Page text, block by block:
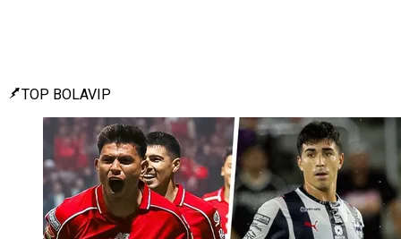
TOP BOLAVIP